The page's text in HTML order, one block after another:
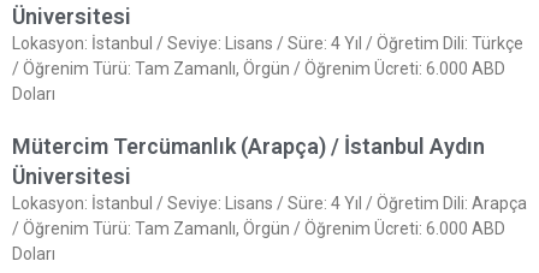
Üniversitesi
Lokasyon: İstanbul / Seviye: Lisans / Süre: 4 Yıl / Öğretim Dili: Türkçe
/ Öğrenim Türü: Tam Zamanlı, Örgün / Öğrenim Ücreti: 6.000 ABD
Doları
Mütercim Tercümanlık (Arapça) / İstanbul Aydın
Üniversitesi
Lokasyon: İstanbul / Seviye: Lisans / Süre: 4 Yıl / Öğretim Dili: Arapça
/ Öğrenim Türü: Tam Zamanlı, Örgün / Öğrenim Ücreti: 6.000 ABD
Doları